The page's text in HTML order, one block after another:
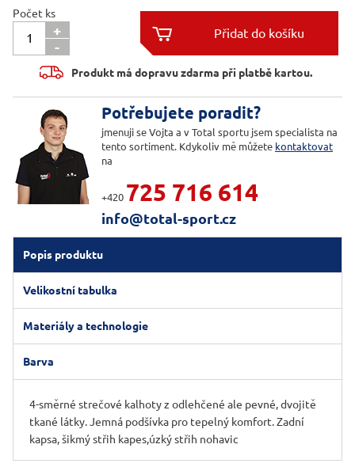
Počet ks
+
-


Produkt má dopravu zdarma při platbě kartou.
Potřebujete poradit?
jmenuji se Vojta a v Total sportu jsem specialista na
tento sortiment. Kdykoliv mě můžete kontaktovat
na
+420 725 716 614
info@total-sport.cz
Popis produktu
Velikostní tabulka
Materiály a technologie
Barva
4-směrné strečové kalhoty z odlehčené ale pevné, dvojitě
tkané látky. Jemná podšívka pro tepelný komfort. Zadní
kapsa, šikmý střih kapes,úzký střih nohavic